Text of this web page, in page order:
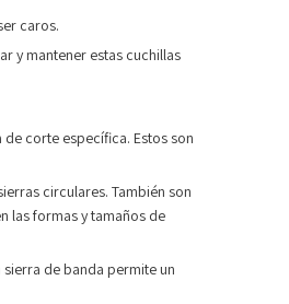
caros.
y mantener estas cuchillas
corte específica. Estos son
circulares. También son
las formas y tamaños de
de banda permite un